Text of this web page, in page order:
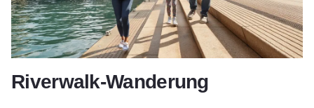
Riverwalk-Wanderung